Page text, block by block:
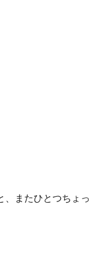
またひとつちょ